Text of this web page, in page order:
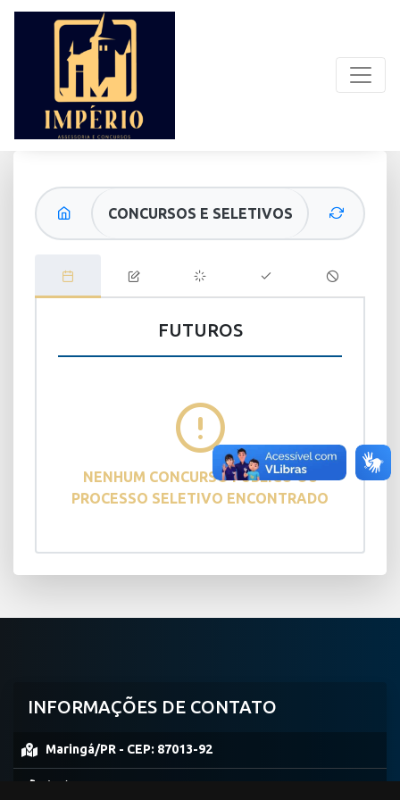
CONCURSOS E SELETIVOS
FUTUROS
NENHUM CONCURSO PÚBLICO OU
PROCESSO SELETIVO ENCONTRADO
INFORMAÇÕES DE CONTATO
Maringá/PR - CEP: 87013-92
(44) 99953-0861